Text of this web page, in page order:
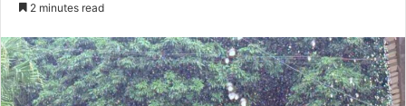
2 minutes read